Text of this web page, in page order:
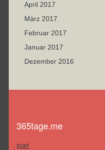
April 2017
März 2017
Februar 2017
Januar 2017
Dezember 2016
365tage.me
start